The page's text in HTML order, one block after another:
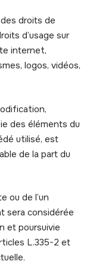
droits de
d’usage sur
internet,
logos, vidéos,
des éléments du
utilisé, est
de la part du
ou de l’un
sera considérée
et poursuivie
L.335-2 et